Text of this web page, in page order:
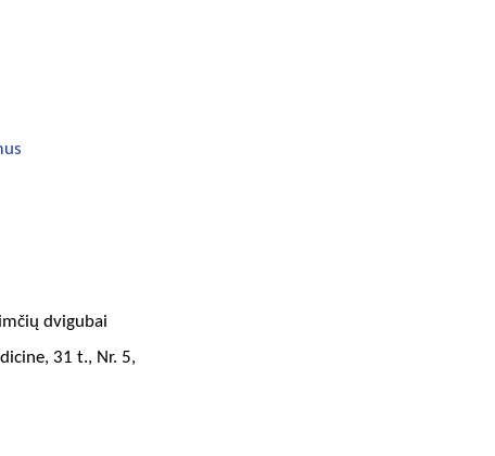
dvigubai
31 t., Nr. 5,